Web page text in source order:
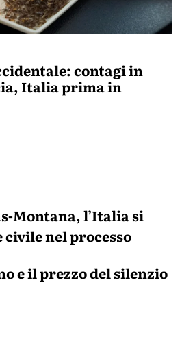
contagi in
Italia prima in
Montana, l’Italia si
nel processo
e il prezzo del silenzio